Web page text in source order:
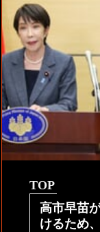
TOP
高市早苗
けるため